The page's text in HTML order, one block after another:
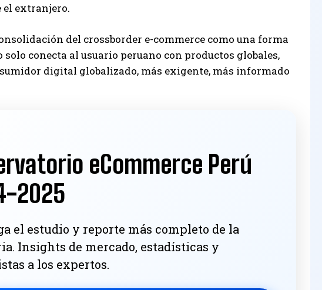
el extranjero.
del crossborder e-commerce como una forma
conecta al usuario peruano con productos globales,
digital globalizado, más exigente, más informado
eCommerce Perú
2025
el estudio y reporte más completo de la
Insights de mercado, estadísticas y
a los expertos.